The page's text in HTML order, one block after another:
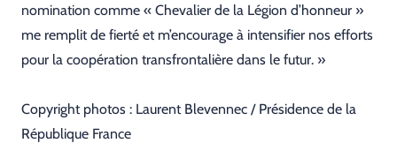
nomination comme « Chevalier de la Légion d’honneur »
me remplit de fierté et m’encourage à intensifier nos efforts
pour la coopération transfrontalière dans le futur. »
Copyright photos : Laurent Blevennec / Présidence de la
République France